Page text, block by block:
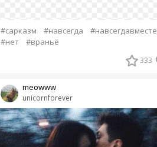
#сарказм #навсегда
#навсегдавместе
#нет
#враньё
333
unicornforever
meowww